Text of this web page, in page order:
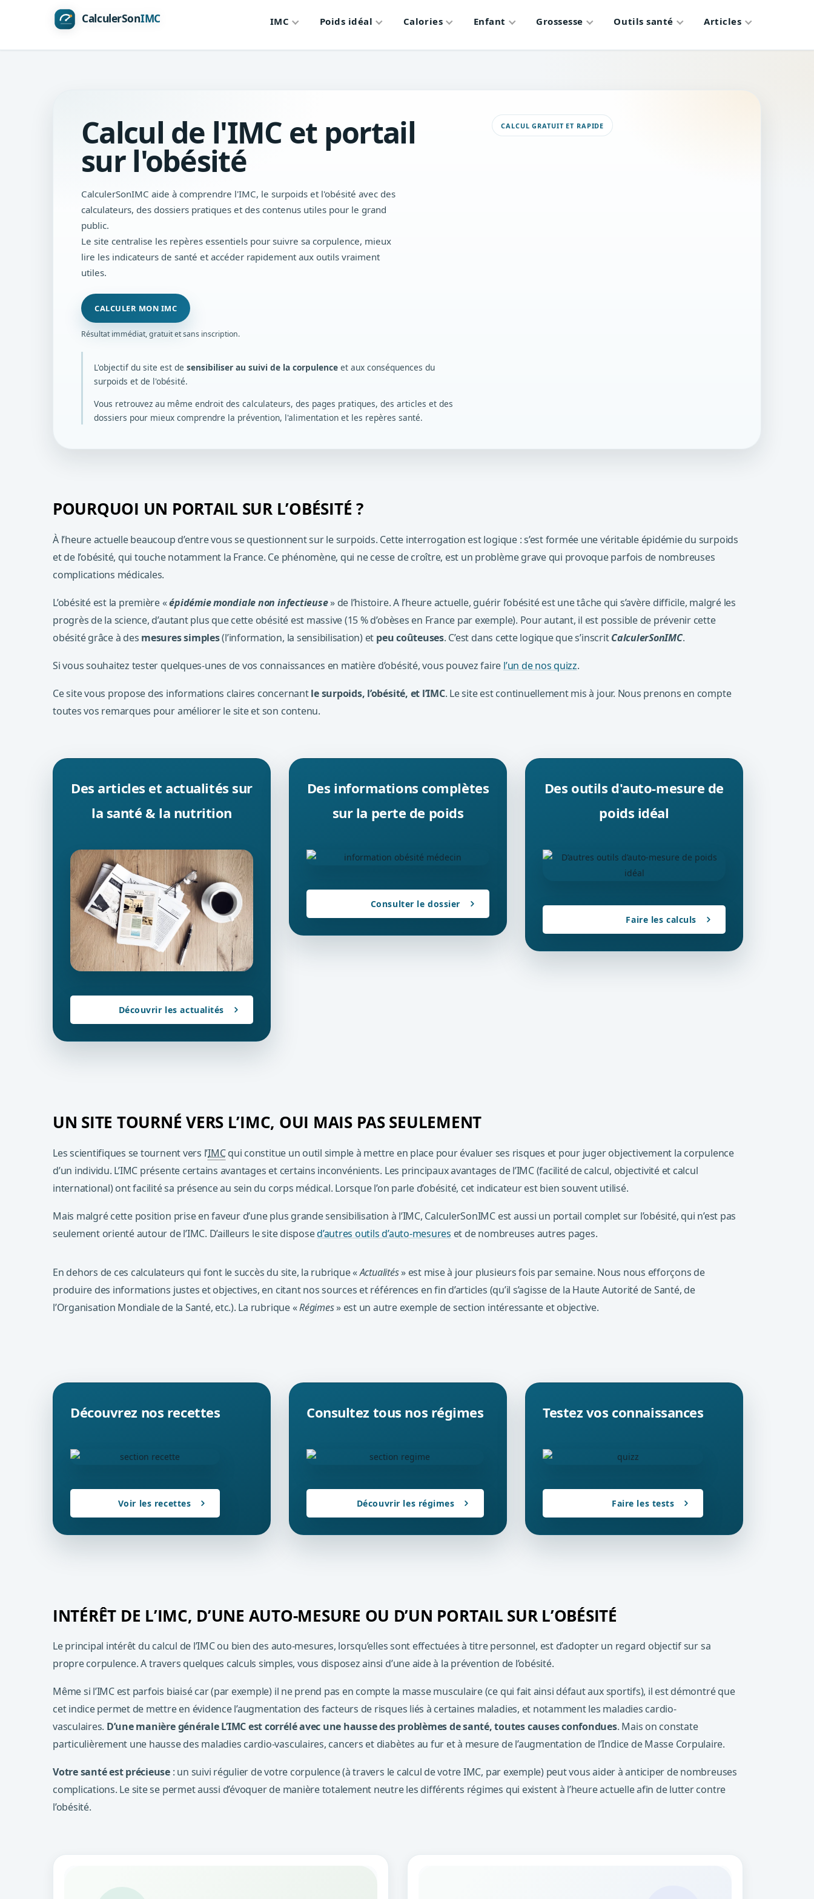
IMC Poids idéal Calories Enfant Grossesse Outils santé Articles
Calcul de l'IMC et portail
sur l'obésité
CalculerSonIMC aide à comprendre l'IMC, le surpoids et l'obésité avec des
calculateurs, des dossiers pratiques et des contenus utiles pour le grand
public.
Le site centralise les repères essentiels pour suivre sa corpulence, mieux
lire les indicateurs de santé et accéder rapidement aux outils vraiment
utiles.
CALCULER MON IMC
Résultat immédiat, gratuit et sans inscription.
L'objectif du site est de sensibiliser au suivi de la corpulence et aux conséquences du
surpoids et de l'obésité.
Vous retrouvez au même endroit des calculateurs, des pages pratiques, des articles et des
dossiers pour mieux comprendre la prévention, l'alimentation et les repères santé.
CALCUL GRATUIT ET RAPIDE
POURQUOI UN PORTAIL SUR L’OBÉSITÉ ?
À l’heure actuelle beaucoup d’entre vous se questionnent sur le surpoids. Cette interrogation est logique : s’est formée une véritable épidémie du surpoids
et de l’obésité, qui touche notamment la France. Ce phénomène, qui ne cesse de croître, est un problème grave qui provoque parfois de nombreuses
complications médicales.
L’obésité est la première «épidémie mondiale non infectieuse» de l’histoire. A l’heure actuelle, guérir l’obésité est une tâche qui s’avère difficile, malgré les
progrès de la science, d’autant plus que cette obésité est massive (15 % d’obèses en France par exemple). Pour autant, il est possible de prévenir cette
obésité grâce à des mesures simples(l’information, la sensibilisation) et peu coûteuses. C’est dans cette logique que s’inscritCalculerSonIMC.
Si vous souhaitez tester quelques-unes de vos connaissances en matière d’obésité, vous pouvez faire l’un de nos quizz.
Ce site vous propose des informations claires concernantle surpoids, l’obésité, et l’IMC. Le site est continuellement mis à jour. Nous prenons en compte
toutes vos remarques pour améliorer le site et son contenu.
Des articles et actualités sur
la santé & la nutrition
Découvrir les actualités
Des informations complètes
sur la perte de poids
Consulter le dossier
Des outils d'auto-mesure de
poids idéal
Faire les calculs
UN SITE TOURNÉ VERS L’IMC, OUI MAIS PAS SEULEMENT
Les scientifiques se tournent vers l’IMCqui constitue un outil simple à mettre en place pour évaluer ses risques et pour juger objectivement la corpulence
d’un individu. L’IMC présente certains avantages et certains inconvénients. Les principaux avantages de l’IMC (facilité de calcul, objectivité et calcul
international) ont facilité sa présence au sein du corps médical. Lorsque l’on parle d’obésité, cet indicateur est bien souvent utilisé.
Mais malgré cette position prise en faveur d’une plus grande sensibilisation à l’IMC, CalculerSonIMC est aussi un portail complet sur l’obésité, qui n’est pas
seulement orienté autour de l’IMC. D’ailleurs le site disposed’autres outils d’auto-mesures et de nombreuses autres pages.
En dehors de ces calculateurs qui font le succès du site, la rubrique «Actualités» est mise à jour plusieurs fois par semaine. Nous nous efforçons de
produire des informations justes et objectives, en citant nos sources et références en fin d’articles (qu’il s’agisse de la Haute Autorité de Santé, de
l’Organisation Mondiale de la Santé, etc.). La rubrique «Régimes» est un autre exemple de section intéressante et objective.
Découvrez nos recettes
Voir les recettes
Consultez tous nos régimes
Découvrir les régimes
Testez vos connaissances
Faire les tests
INTÉRÊT DE L’IMC, D’UNE AUTO-MESURE OU D’UN PORTAIL SUR L’OBÉSITÉ
Le principal intérêt du calcul de l’IMC ou bien des auto-mesures, lorsqu’elles sont effectuées à titre personnel, est d’adopter un regard objectif sur sa
propre corpulence. A travers quelques calculs simples, vous disposez ainsi d’une aide à la prévention de l’obésité.
Même si l’IMC est parfois biaisé car (par exemple) il ne prend pas en compte la masse musculaire (ce qui fait ainsi défaut aux sportifs), il est démontré que
cet indice permet de mettre en évidence l’augmentation des facteurs de risques liés à certaines maladies, et notamment les maladies cardio-
vasculaires. D’une manière générale L’IMC est corrélé avec une hausse des problèmes de santé, toutes causes confondues. Mais on constate
particulièrement une hausse des maladies cardio-vasculaires, cancers et diabètes au fur et à mesure de l’augmentation de l’Indice de Masse Corpulaire.
Votre santé est précieuse : un suivi régulier de votre corpulence (à travers le calcul de votre IMC, par exemple) peut vous aider à anticiper de nombreuses
complications. Le site se permet aussi d’évoquer de manière totalement neutre les différents régimes qui existent à l’heure actuelle afin de lutter contre
l’obésité.